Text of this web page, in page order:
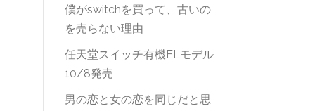
僕がswitchを買って、古いの
を売らない理由
任天堂スイッチ有機ELモデル
10/8発売
男の恋と女の恋を同じだと思